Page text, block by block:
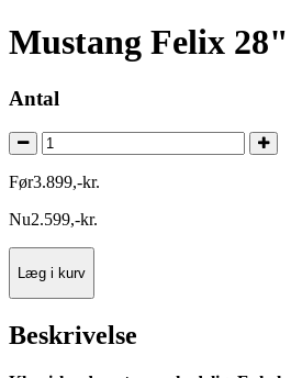
Mustang Felix
Antal
Før3.899,-kr.
Nu2.599,-kr.
Læg i kurv
Beskrivelse